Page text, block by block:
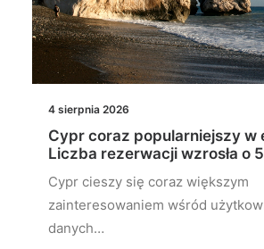
4 sierpnia 2026
Cypr coraz popularniejszy w
Liczba rezerwacji wzrosła o
Cypr cieszy się coraz większym
zainteresowaniem wśród
danych…